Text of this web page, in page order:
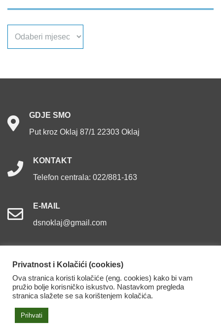
GDJE SMO
Put kroz Oklaj 87/1 22303 Oklaj
KONTAKT
Telefon centrala: 022/881-163
E-MAIL
dsnoklaj@gmail.com
Dom za starije osobe Oklaj. Sva prava pridržana.
Izjava o pristupačnosti
Privatnost i Kolačići (cookies)
Ova stranica koristi kolačiće (eng. cookies) kako bi vam
pružio bolje korisničko iskustvo. Nastavkom pregleda
stranica slažete se sa korištenjem kolačića.
Prihvati